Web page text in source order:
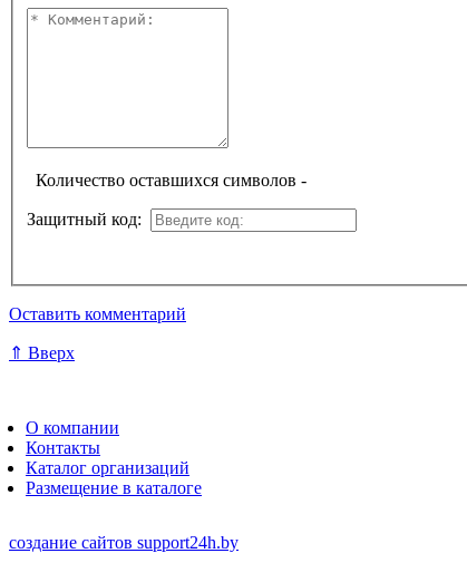
Количество оставшихся символов -
Защитный код:
Оставить комментарий
⇑ Вверх
О компании
Контакты
Каталог организаций
Размещение в каталоге
создание сайтов support24h.by